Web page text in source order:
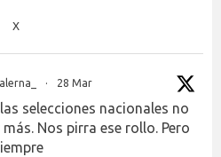
X
· 28 Mar
selecciones nacionales no
Nos pirra ese rollo. Pero